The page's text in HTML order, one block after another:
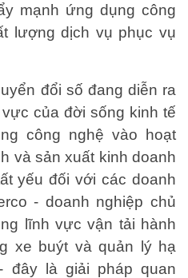
mạnh ứng dụng công
lượng dịch vụ phục vụ
đổi số đang diễn ra
của đời sống kinh tế
công nghệ vào hoạt
và sản xuất kinh doanh
yếu đối với các doanh
- doanh nghiệp chủ
lĩnh vực vận tải hành
xe buýt và quản lý hạ
đây là giải pháp quan